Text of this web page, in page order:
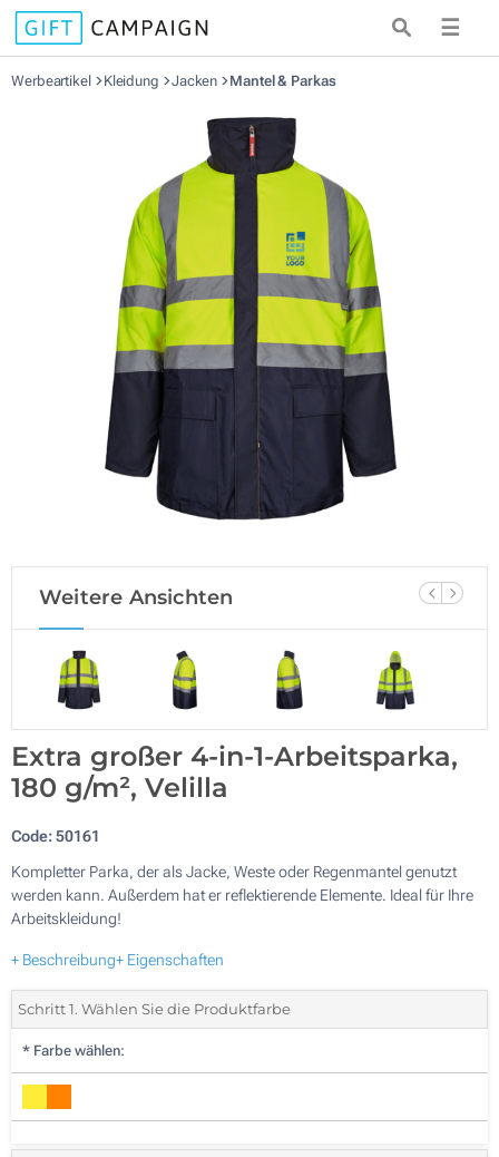
☰
Werbeartikel Kleidung Jacken Mantel & Parkas
Weitere Ansichten
Extra großer 4-in-1-Arbeitsparka,
180 g/m², Velilla
Code:50161
Kompletter Parka, der als Jacke, Weste oder Regenmantel genutzt
werden kann. Außerdem hat er reflektierende Elemente. Ideal für Ihre
Arbeitskleidung!
+ Beschreibung+ Eigenschaften
Schritt 1. Wählen Sie die Produktfarbe
* Farbe wählen: